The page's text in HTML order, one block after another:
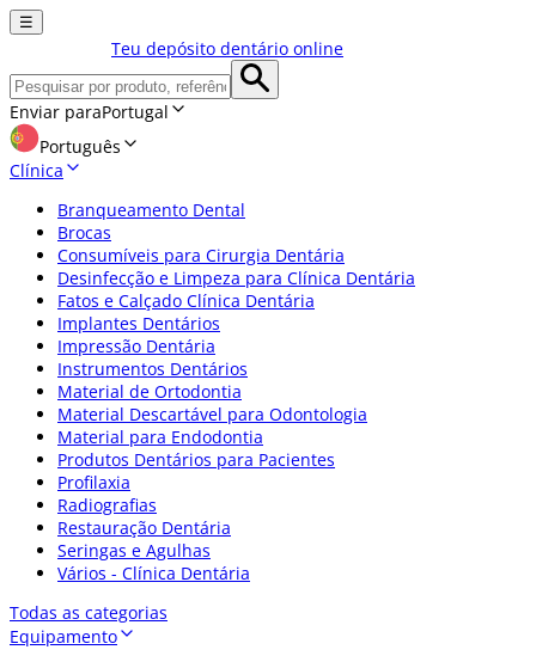
☰
Teu depósito dentário online
Enviar paraPortugal
Português
Clínica
Branqueamento Dental
Brocas
Consumíveis para Cirurgia Dentária
Desinfecção e Limpeza para Clínica Dentária
Fatos e Calçado Clínica Dentária
Implantes Dentários
Impressão Dentária
Instrumentos Dentários
Material de Ortodontia
Material Descartável para Odontologia
Material para Endodontia
Produtos Dentários para Pacientes
Profilaxia
Radiografias
Restauração Dentária
Seringas e Agulhas
Vários - Clínica Dentária
Todas as categorias
Equipamento